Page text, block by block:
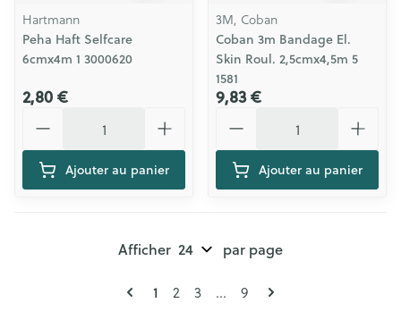
Hartmann
Peha Haft Selfcare
6cmx4m 1 3000620
2,80 €
Ajouter au panier
3M, Coban
Coban 3m Bandage El.
Skin Roul. 2,5cmx4,5m 5
1581
9,83 €
Ajouter au panier
Pages
Vous lisez actuellement la page
1 Page
2 Page
3 ... Page
9
Afficher par page